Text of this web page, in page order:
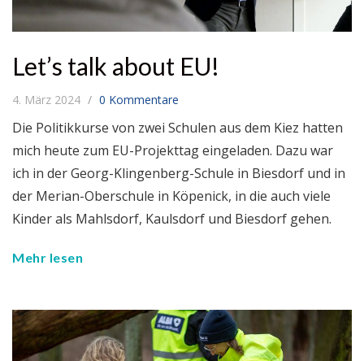
Let’s talk about EU!
4. März 2024 0 Kommentare
Die Politikkurse von zwei Schulen aus dem Kiez hatten
mich heute zum EU-Projekttag eingeladen. Dazu war
ich in der Georg-Klingenberg-Schule in Biesdorf und in
der Merian-Oberschule in Köpenick, in die auch viele
Kinder als Mahlsdorf, Kaulsdorf und Biesdorf gehen.
Mehr lesen